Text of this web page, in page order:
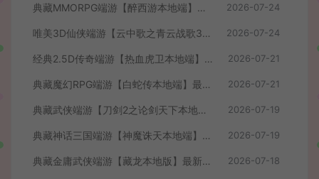
典藏MMORPG端游【醉西游本地端】最新最新整理Win系服务端+PC客户端+GM后台+详细搭建教程 2026-07-24
唯美3D仙侠端游【云中歌之青云战歌3D本地端】最整理Win系服务端+PC客户端+GM工具+详细搭建教程 2026-07-24
经典2.5D传奇端游【热血虎卫本地端】最新整理Win系服务端+PC客户端+详细搭建教程 2026-07-21
典藏魔幻RPG端游【白蛇传本地端】最新整理Win系服务端+PC客户端+GM工具+详细搭建教程 2026-07-21
典藏武侠端游【刀剑2之论剑天下本地端】最新整理Win系服务端+PC客户端+GM工具+详细搭建教程 2026-07-19
典藏神话三国端游【神魔诛天本地端】最新整理Win系服务端+PC客户端+货币修改教程+详细搭建教程 2026-07-19
典藏金庸武侠端游【藏龙本地版】最新整理Win系服务端+PC客户端+GM工具+详细搭建教程 2026-07-18